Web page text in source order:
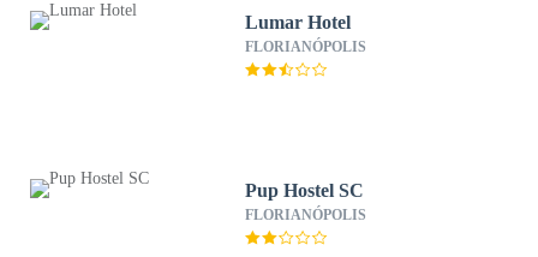
Lumar Hotel
FLORIANÓPOLIS
Pup Hostel SC
FLORIANÓPOLIS